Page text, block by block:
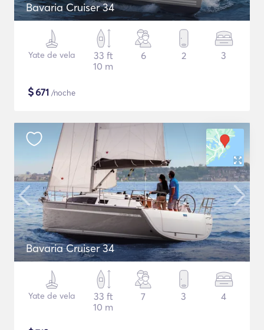
Bavaria Cruiser 34
Yate de vela
33 ft
10 m
6 2 3
$671 /noche
Bavaria Cruiser 34
Yate de vela
33 ft
10 m
7 3 4